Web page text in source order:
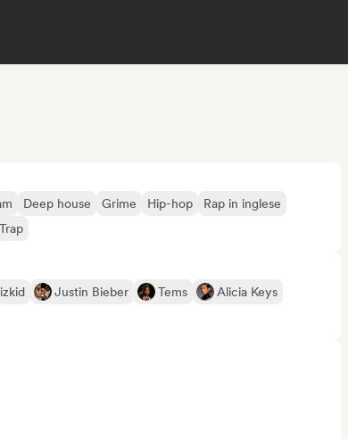
Deep house Grime Hip-hop
Rap in inglese
Trap
Justin Bieber Tems
Alicia Keys